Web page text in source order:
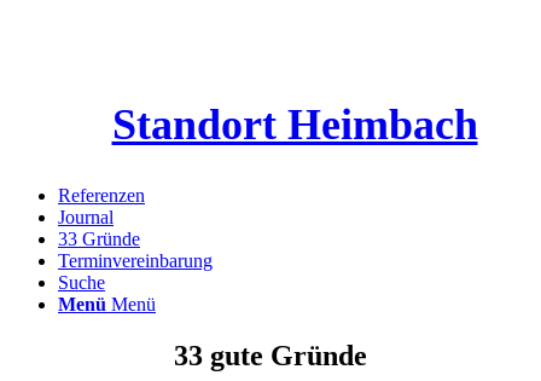
Standort Heimbach
Referenzen
Journal
33 Gründe
Terminvereinbarung
Suche
Menü Menü
33 gute Gründe